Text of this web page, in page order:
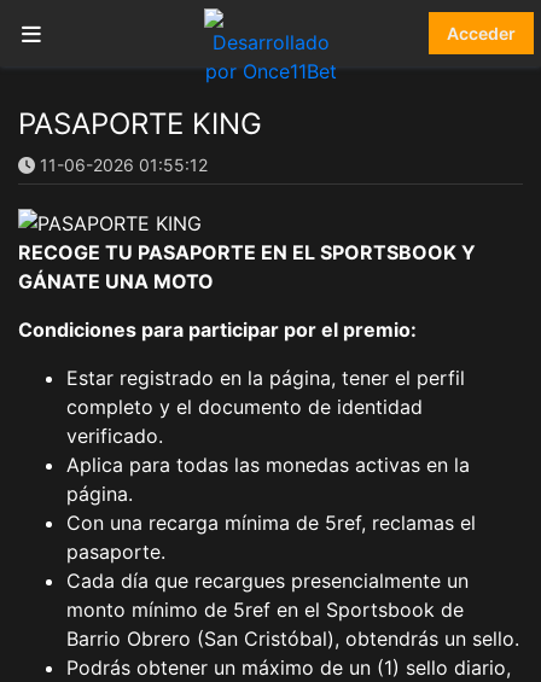
Acceder
PASAPORTE KING
11-06-2026 01:55:12
RECOGE TU PASAPORTE EN EL SPORTSBOOK Y
GÁNATE UNA MOTO
Condiciones para participar por el premio:
Estar registrado en la página, tener el perfil
completo y el documento de identidad
verificado.
Aplica para todas las monedas activas en la
página.
Con una recarga mínima de 5ref, reclamas el
pasaporte.
Cada día que recargues presencialmente un
monto mínimo de 5ref en el Sportsbook de
Barrio Obrero (San Cristóbal), obtendrás un sello.
Podrás obtener un máximo de un (1) sello diario,